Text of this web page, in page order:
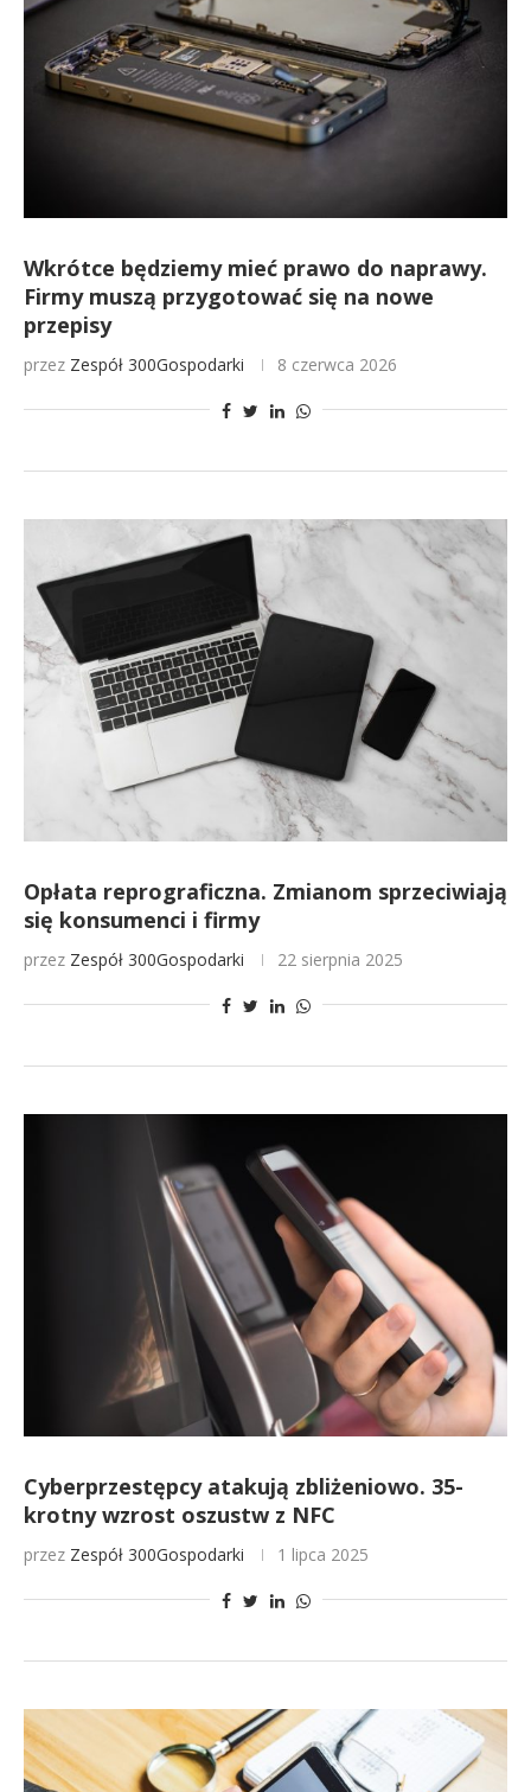
Wkrótce będziemy mieć prawo do naprawy.
Firmy muszą przygotować się na nowe
przepisy
przez Zespół 300Gospodarki 8 czerwca 2026
Opłata reprograficzna. Zmianom sprzeciwiają
się konsumenci i firmy
przez Zespół 300Gospodarki 22 sierpnia 2025
Cyberprzestępcy atakują zbliżeniowo. 35-
krotny wzrost oszustw z NFC
przez Zespół 300Gospodarki 1 lipca 2025